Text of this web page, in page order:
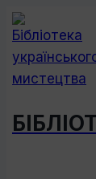
Перейти
до
вмісту